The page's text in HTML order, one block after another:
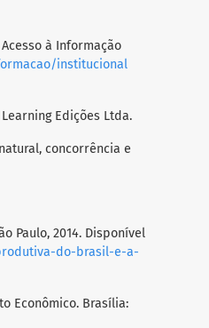
Acesso à Informação
institucional
Edições Ltda.
concorrência e
Paulo, 2014. Disponível
do-brasil-e-a-
Econômico. Brasília: